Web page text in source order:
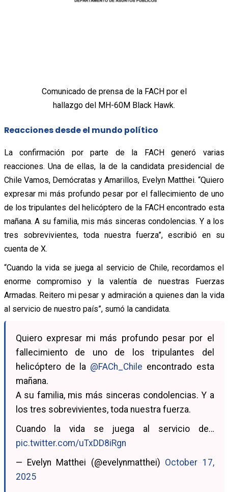
Comunicado de prensa de la FACH por el
hallazgo del MH-60M Black Hawk.
Reacciones desde el mundo político
La confirmación por parte de la FACH generó varias
reacciones. Una de ellas, la de la candidata presidencial de
Chile Vamos, Demócratas y Amarillos, Evelyn Matthei. “Quiero
expresar mi más profundo pesar por el fallecimiento de uno
de los tripulantes del helicóptero de la FACH encontrado esta
mañana. A su familia, mis más sinceras condolencias. Y a los
tres sobrevivientes, toda nuestra fuerza”, escribió en su
cuenta de X.
“Cuando la vida se juega al servicio de Chile, recordamos el
enorme compromiso y la valentía de nuestras Fuerzas
Armadas. Reitero mi pesar y admiración a quienes dan la vida
al servicio de nuestro país”, sumó la candidata.
Quiero expresar mi más profundo pesar por el
fallecimiento de uno de los tripulantes del
helicóptero de la @FACh_Chile encontrado esta
mañana.
A su familia, mis más sinceras condolencias. Y a
los tres sobrevivientes, toda nuestra fuerza.
Cuando la vida se juega al servicio de…
pic.twitter.com/uTxDD8iRgn
— Evelyn Matthei (@evelynmatthei) October 17,
2025